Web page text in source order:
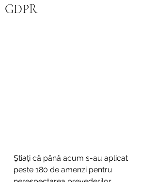
GDPR
Știați că până acum s-au aplicat
peste 180 de amenzi pentru